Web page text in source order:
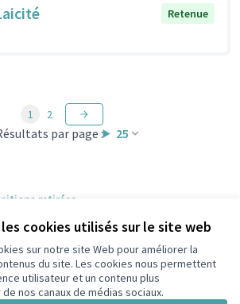
cookies utilisés sur le site web
sur notre site Web pour améliorer la
du site. Les cookies nous permettent
utilisateur et un contenu plus
nos canaux de médias sociaux.
Retenue
par page : 25
1 2
retirées
sur Facebook